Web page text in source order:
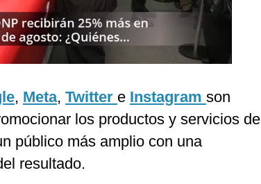
, Meta, Twitter e Instagram son
los productos y servicios de
público más amplio con una
resultado.